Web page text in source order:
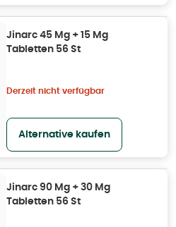
Jinarc 45 Mg + 15 Mg
Tabletten 56 St
Derzeit nicht verfügbar
Alternative kaufen
Jinarc 90 Mg + 30 Mg
Tabletten 56 St